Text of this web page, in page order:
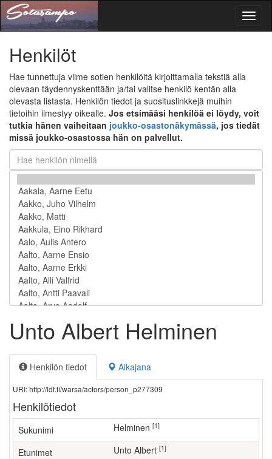
Henkilöt
Hae tunnettuja viime sotien henkilöitä kirjoittamalla tekstiä alla
olevaan täydennyskenttään ja/tai valitse henkilö kentän alla
olevasta listasta. Henkilön tiedot ja suosituslinkkejä muihin
tietoihin ilmestyy oikealle. Jos etsimääsi henkilöä ei löydy, voit
tutkia hänen vaiheitaan joukko-osastonäkymässä, jos tiedät
missä joukko-osastossa hän on palvellut.
Unto Albert Helminen
Henkilön tiedot Aikajana
URI: http://ldf.fi/warsa/actors/person_p277309
Henkilötiedot
Sukunimi Helminen [1]
Etunimet Unto Albert [1]